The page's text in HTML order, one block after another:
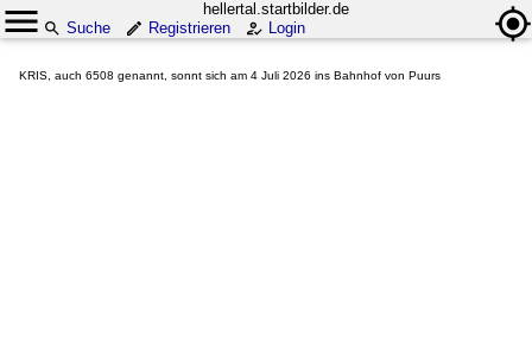
hellertal.startbilder.de
Suche
Registrieren Login
KRIS, auch 6508 genannt, sonnt sich am 4 Juli 2026 ins Bahnhof von Puurs